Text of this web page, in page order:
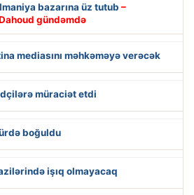
bazarına üz tutub –
gündəmdə
mediasını məhkəməyə verəcək
müraciət etdi
boğuldu
işıq olmayacaq